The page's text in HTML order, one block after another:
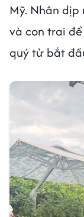
Mỹ. Nhân dịp
và con trai
quý tử bắt